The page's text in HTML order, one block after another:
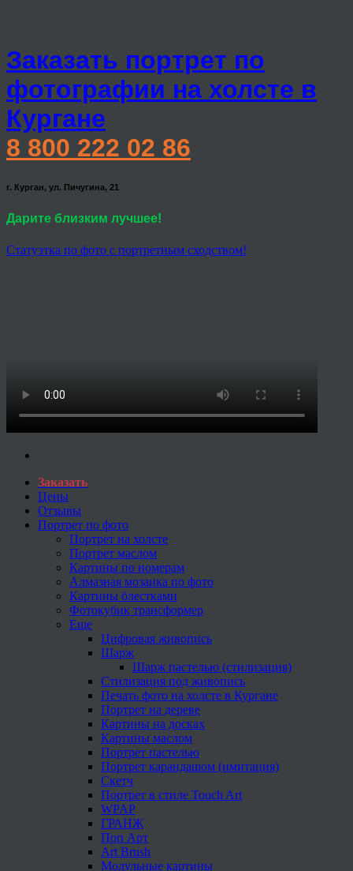
Заказать портрет по
фотографии на холсте в
Кургане
8 800 222 02 86
г. Курган, ул. Пичугина, 21
Дарите близким лучшее!
Статуэтка по фото с портретным сходством!
Заказать
Цены
Отзывы
Портрет по фото
Портрет на холсте
Портрет маслом
Картины по номерам
Алмазная мозаика по фото
Картины блестками
Фотокубик трансформер
Еще
Цифровая живопись
Шарж
Шарж пастелью (стилизация)
Стилизация под живопись
Печать фото на холсте в Кургане
Портрет на дереве
Картины на досках
Картины маслом
Портрет пастелью
Портрет карандашом (имитация)
Скетч
Портрет в стиле Touch Art
WPAP
ГРАНЖ
Поп Арт
Art Brush
Модульные картины